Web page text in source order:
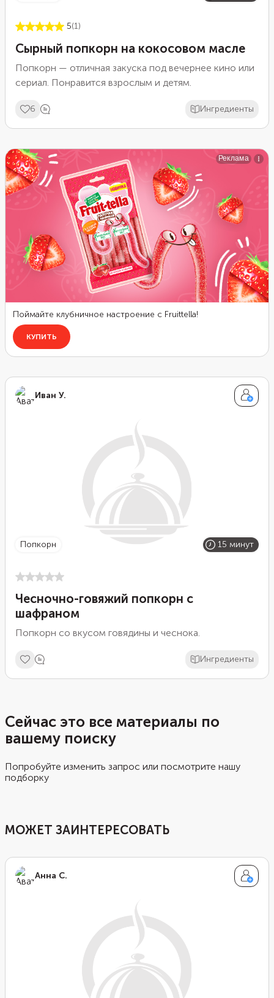
5(1)
Сырный попкорн на кокосовом масле
Попкорн — отличная закуска под вечернее кино или
сериал. Понравится взрослым и детям.
6 Ингредиенты
Иван У.
попкорн 15 минут
Чесночно-говяжий попкорн с
шафраном
Попкорн со вкусом говядины и чеснока.
Ингредиенты
Сейчас это все материалы по
вашему поиску
Попробуйте изменить запрос или посмотрите нашу
подборку
МОЖЕТ ЗАИНТЕРЕСОВАТЬ
Анна С.